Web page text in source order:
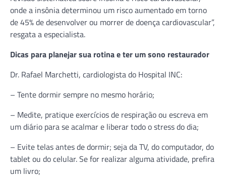
onde a insônia determinou um risco aumentado em torno
de 45% de desenvolver ou morrer de doença cardiovascular”,
resgata a especialista.
Dicas para planejar sua rotina e ter um sono restaurador
Dr. Rafael Marchetti, cardiologista do Hospital INC:
– Tente dormir sempre no mesmo horário;
– Medite, pratique exercícios de respiração ou escreva em
um diário para se acalmar e liberar todo o stress do dia;
– Evite telas antes de dormir; seja da TV, do computador, do
tablet ou do celular. Se for realizar alguma atividade, prefira
um livro;